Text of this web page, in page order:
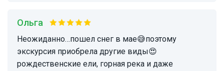
Ольга
неожиданно…пошел снег в мае😅поэтому
экскурсия приобрела другие виды😍
рождественские ели, горная река и даже